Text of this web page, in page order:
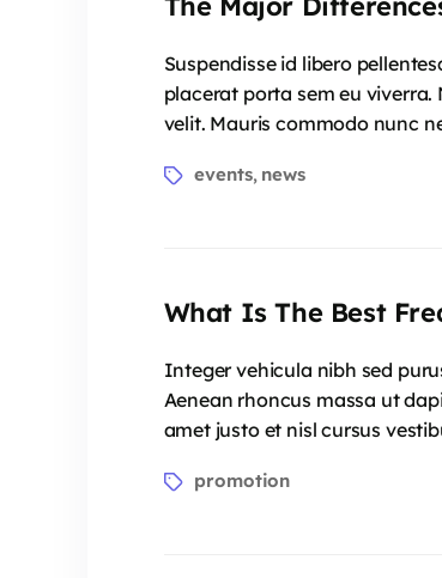
Suspendisse id libero
placerat porta sem eu
velit. Mauris commodo nunc
events, news
What Is The Best
Integer vehicula nibh sed
Aenean rhoncus massa ut
amet justo et nisl cursus
promotion